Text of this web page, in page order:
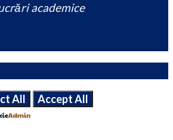
academice
All Accept All